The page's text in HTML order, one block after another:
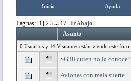
Inicio Ayuda
Páginas: [1] 2 3 ... 17
Ir Abajo
Asunto
0 Usuarios y 14 Visitantes están viendo este foro.
SG38 quien no lo conoce?
Aviones con mala suerte